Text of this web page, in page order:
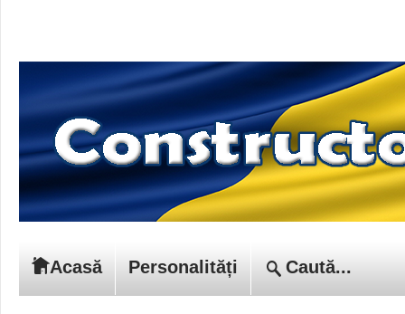
Acasă Personalități